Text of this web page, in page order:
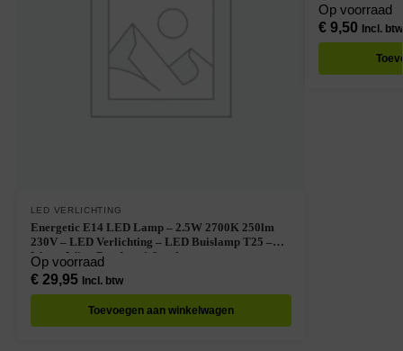
LED VERLICHTING
Energetic E14 LED Lamp – 2.5W 2700K 250lm
230V – LED Verlichting – LED Buislamp T25 –
Warm Wit – Per doos à 8 stuks
Op voorraad
€29,95 Incl. btw
Toevoegen aan winkelwagen
Op voorraad
€9,50 Incl. btw